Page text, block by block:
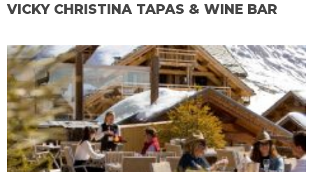
VICKY CHRISTINA TAPAS & WINE BAR